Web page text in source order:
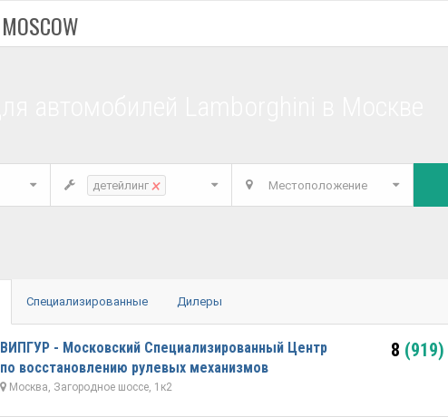
MOSCOW
детейлинг × Местоположение
Специализированные Дилеры
ВИПГУР - Московский Специализированный Центр
по восстановлению рулевых механизмов
Москва, Загородное шоссе, 1к2
8 (919)